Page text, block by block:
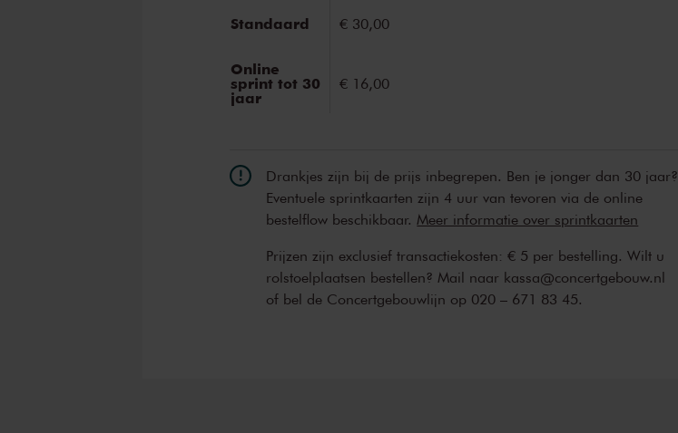
Zo is dit concert een reis in klank, woord en beeld. Of zoals Thomas
'Zo’n connectie met andere kunstvormen is ideaal voor mij. Het helpt me
om mijn eigen werk steeds weer opnieuw te definiëren.’
Standaard € 30,00
Online
sprint tot 30
jaar
€ 16,00
Drankjes zijn bij de prijs inbegrepen. Ben je jonger dan 30 jaar?
Eventuele sprintkaarten zijn 4 uur van tevoren via de online
bestelflow beschikbaar. Meer informatie over sprintkaarten
Prijzen zijn exclusief transactiekosten: € 5 per bestelling. Wilt u
rolstoelplaatsen bestellen? Mail naar kassa@concertgebouw.nl
of bel de Concertgebouwlijn op 020 – 671 83 45.